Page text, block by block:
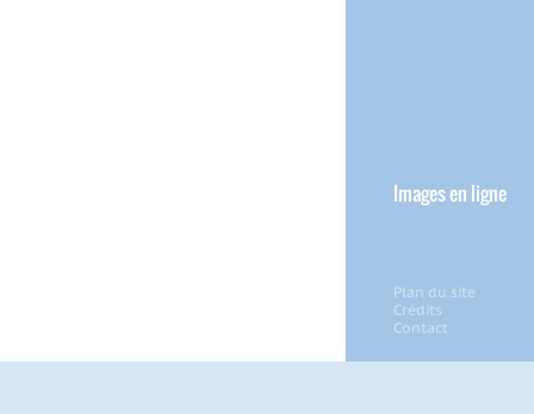
Images en ligne
Plan du site
Crédits
Contact